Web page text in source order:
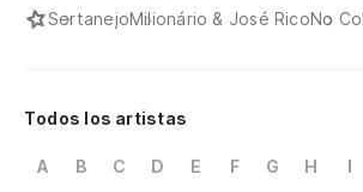
SertanejoMilionário & José RicoNo
Todos los artistas
A B C D E F G H I